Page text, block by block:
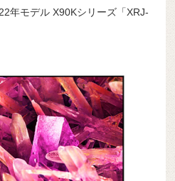
di et
年モデル X90Kシリーズ「XRJ-